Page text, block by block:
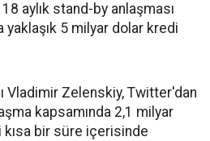
aylık stand-by anlaşması
yaklaşık 5 milyar dolar kredi
Vladimir Zelenskiy, Twitter'dan
kapsamında 2,1 milyar
bir süre içerisinde